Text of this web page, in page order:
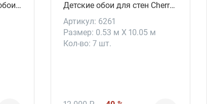
Флизелиновые детские обои для комнаты André
Детские обои для стен Cherry Friends
Артикул: 6261
Размер: 0.53 м X 10.05 м
Кол-во: 7 шт.